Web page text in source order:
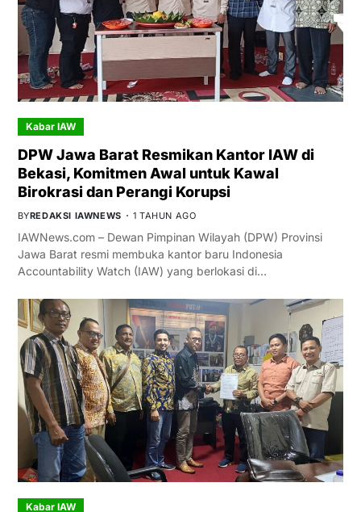
Kabar IAW
DPW Jawa Barat Resmikan Kantor IAW di
Bekasi, Komitmen Awal untuk Kawal
Birokrasi dan Perangi Korupsi
BYREDAKSI IAWNEWS 1 TAHUN AGO
IAWNews.com – Dewan Pimpinan Wilayah (DPW) Provinsi
Jawa Barat resmi membuka kantor baru Indonesia
Accountability Watch (IAW) yang berlokasi di…
Kabar IAW